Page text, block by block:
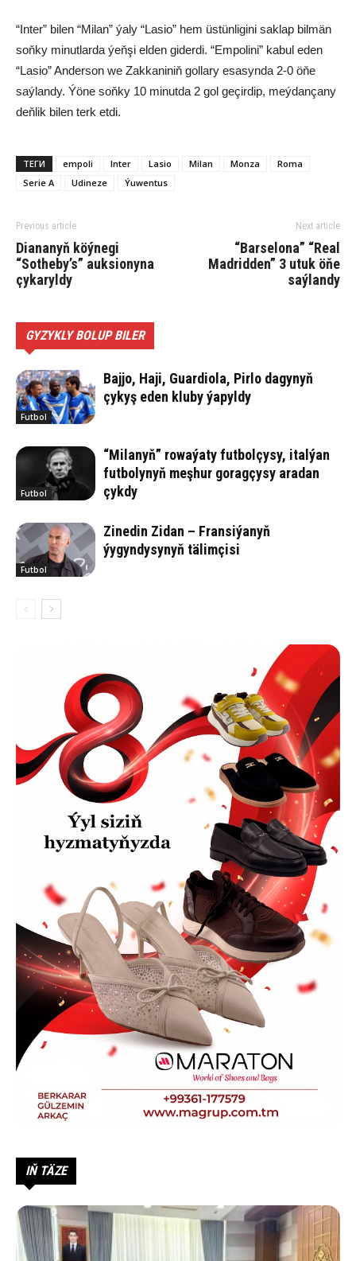
“Inter” bilen “Milan” ýaly “Lasio” hem üstünligini saklap bilmän
soňky minutlarda ýeňşi elden giderdi. “Empolini” kabul eden
“Lasio” Anderson we Zakkaniniň gollary esasynda 2-0 öňe
saýlandy. Ýöne soňky 10 minutda 2 gol geçirdip, meýdançany
deňlik bilen terk etdi.
ТЕГИ empoli Inter Lasio Milan Monza
Roma
Serie A
Udineze Ýuwentus
Previous article
Diananyň köýnegi
“Sotheby’s” auksionyna
çykaryldy
Next article
“Barselona” “Real
Madridden” 3 utuk öňe
saýlandy
GYZYKLY BOLUP BILER
Futbol
Bajjo, Haji, Guardiola, Pirlo dagynyň
çykyş eden kluby ýapyldy
Futbol
“Milanyň” rowaýaty futbolçysy, italýan
futbolynyň meşhur goragçysy aradan
çykdy
Futbol
Zinedin Zidan – Fransiýanyň
ýygyndysynyň tälimçisi
IŇ TÄZE